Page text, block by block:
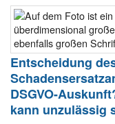
Entscheidung
DSGVO-
kann unzulässig